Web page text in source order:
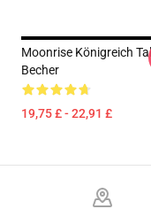
Moonrise Königreich Tall
Becher
19,75 £ - 22,91 £